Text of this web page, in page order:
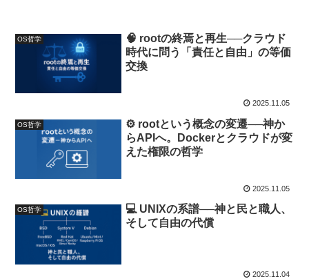
OS哲学
🧠 rootの終焉と再生──クラウド
時代に問う「責任と自由」の等価
交換
2025.11.05
OS哲学
⚙️ rootという概念の変遷──神か
らAPIへ。Dockerとクラウドが変
えた権限の哲学
2025.11.05
OS哲学
💻 UNIXの系譜──神と民と職人、
そして自由の代償
2025.11.04